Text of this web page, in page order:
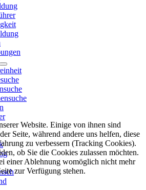
Website. Einige von ihnen sind
Seite, während andere uns helfen, diese
zu verbessern (Tracking Cookies).
ob Sie die Cookies zulassen möchten.
einer Ablehnung womöglich nicht mehr
zur Verfügung stehen.